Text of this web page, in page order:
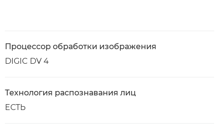
Процессор обработки изображения
DIGIC DV 4
Технология распознавания лиц
ЕСТЬ